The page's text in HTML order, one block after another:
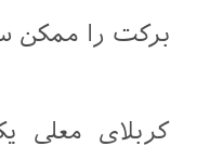
برکت را ممکن